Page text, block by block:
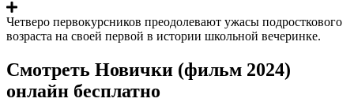
Четверо первокурсников преодолевают ужасы подросткового
возраста на своей первой в истории школьной вечеринке.
Смотреть Новички (фильм 2024)
онлайн бесплатно